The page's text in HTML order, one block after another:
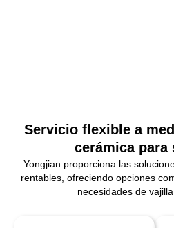
Servicio flexible a
cerámica para
Yongjian proporciona las
rentables, ofreciendo opciones
necesidades de